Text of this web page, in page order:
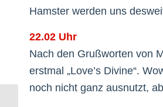
Hamster werden uns
22.02 Uhr
Nach den Grußworten von
erstmal „Love’s Divine“.
noch nicht ganz ausnutzt,